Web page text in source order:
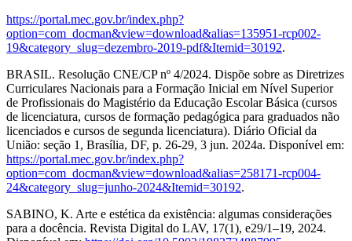
https://portal.mec.gov.br/index.php?
option=com_docman&view=download&alias=135951-rcp002-
19&category_slug=dezembro-2019-pdf&Itemid=30192.
BRASIL. Resolução CNE/CP nº 4/2024. Dispõe sobre as Diretrizes
Curriculares Nacionais para a Formação Inicial em Nível Superior
de Profissionais do Magistério da Educação Escolar Básica (cursos
de licenciatura, cursos de formação pedagógica para graduados não
licenciados e cursos de segunda licenciatura). Diário Oficial da
União: seção 1, Brasília, DF, p. 26-29, 3 jun. 2024a. Disponível em:
https://portal.mec.gov.br/index.php?
option=com_docman&view=download&alias=258171-rcp004-
24&category_slug=junho-2024&Itemid=30192.
SABINO, K. Arte e estética da existência: algumas considerações
para a docência. Revista Digital do LAV, 17(1), e29/1–19, 2024.